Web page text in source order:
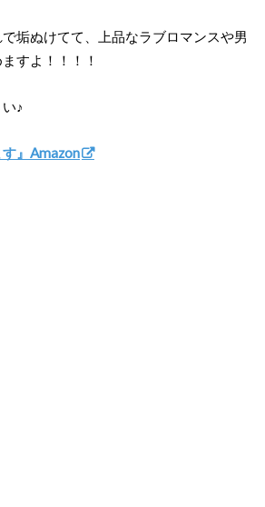
垢ぬけてて、上品なラブロマンスや男
すよ！！！！
♪
』Amazon